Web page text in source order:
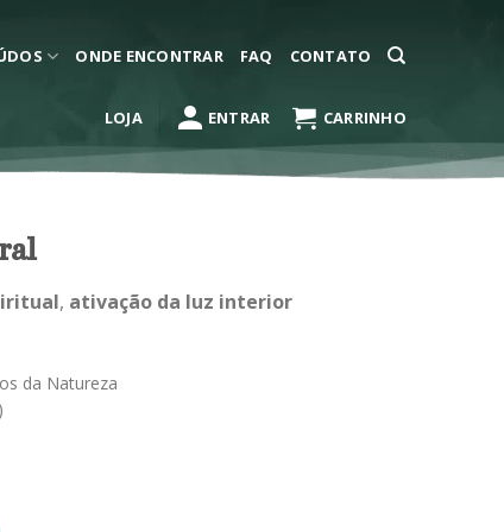
ONDE ENCONTRAR FAQ CONTATO
LOJA ENTRAR CARRINHO
, ativação da luz interior
da Natureza